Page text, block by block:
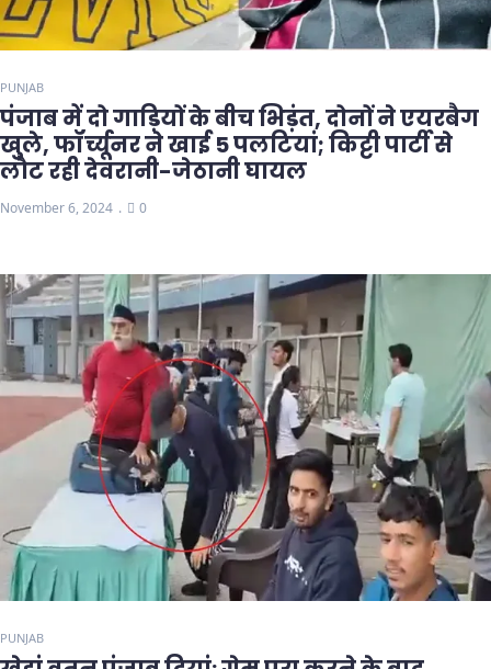
PUNJAB
पंजाब में दो गाड़ियों के बीच भिड़ंत, दोनों ने एयरबैग
खुले, फॉर्च्यूनर ने खाई 5 पलटियां; किट्टी पार्टी से
लौट रही देवरानी-जेठानी घायल
November 6, 2024 0
PUNJAB